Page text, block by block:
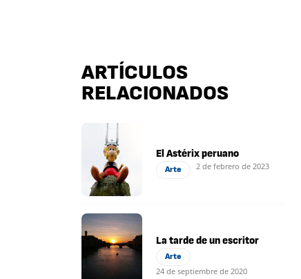
ARTÍCULOS
RELACIONADOS
El Astérix peruano
Arte 2 de febrero de 2023
La tarde de un escritor
Arte
24 de septiembre de 2020